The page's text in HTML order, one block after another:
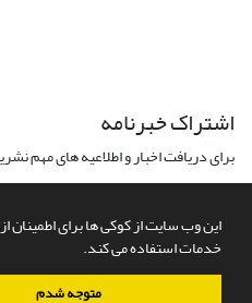
این وب سایت از کوکی ها برای اطمینان
خدمات استفاده می کند.
متوجه شدم
اشتراک خبرنامه
برای دریافت اخبار و اطلاعیه های مهم